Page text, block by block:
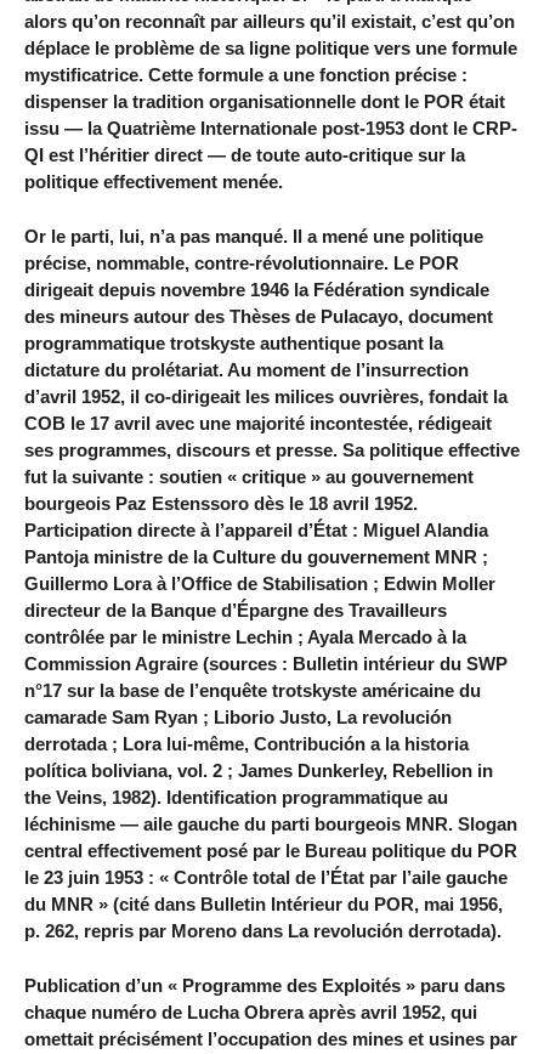
alors qu’on reconnaît par ailleurs qu’il existait, c’est qu’on
déplace le problème de sa ligne politique vers une formule
mystificatrice. Cette formule a une fonction précise :
dispenser la tradition organisationnelle dont le POR était
issu — la Quatrième Internationale post-1953 dont le CRP-
QI est l’héritier direct — de toute auto-critique sur la
politique effectivement menée.
Or le parti, lui, n’a pas manqué. Il a mené une politique
précise, nommable, contre-révolutionnaire. Le POR
dirigeait depuis novembre 1946 la Fédération syndicale
des mineurs autour des Thèses de Pulacayo, document
programmatique trotskyste authentique posant la
dictature du prolétariat. Au moment de l’insurrection
d’avril 1952, il co-dirigeait les milices ouvrières, fondait la
COB le 17 avril avec une majorité incontestée, rédigeait
ses programmes, discours et presse. Sa politique effective
fut la suivante : soutien « critique » au gouvernement
bourgeois Paz Estenssoro dès le 18 avril 1952.
Participation directe à l’appareil d’État : Miguel Alandia
Pantoja ministre de la Culture du gouvernement MNR ;
Guillermo Lora à l’Office de Stabilisation ; Edwin Moller
directeur de la Banque d’Épargne des Travailleurs
contrôlée par le ministre Lechin ; Ayala Mercado à la
Commission Agraire (sources : Bulletin intérieur du SWP
n°17 sur la base de l’enquête trotskyste américaine du
camarade Sam Ryan ; Liborio Justo, La revolución
derrotada ; Lora lui-même, Contribución a la historia
política boliviana, vol. 2 ; James Dunkerley, Rebellion in
the Veins, 1982). Identification programmatique au
léchinisme — aile gauche du parti bourgeois MNR. Slogan
central effectivement posé par le Bureau politique du POR
le 23 juin 1953 : « Contrôle total de l’État par l’aile gauche
du MNR » (cité dans Bulletin Intérieur du POR, mai 1956,
p. 262, repris par Moreno dans La revolución derrotada).
Publication d’un « Programme des Exploités » paru dans
chaque numéro de Lucha Obrera après avril 1952, qui
omettait précisément l’occupation des mines et usines par